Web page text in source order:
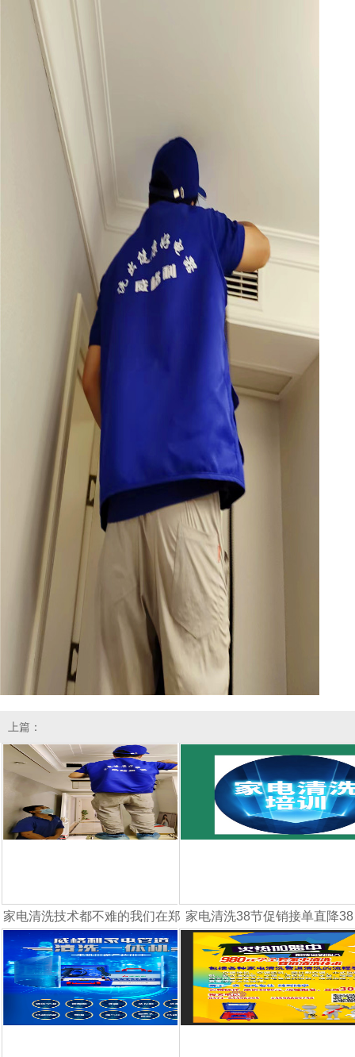
上篇：
家电清洗38节促销接单直降38元
家电清洗技术都不难的我们在郑
州
家电清洗38节促销接单直降38
元